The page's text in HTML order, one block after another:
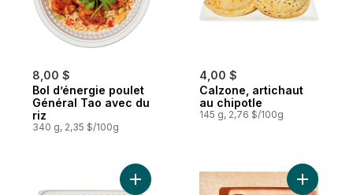
8,00 $
Bol d’énergie poulet
Général Tao avec du
riz
340 g, 2,35 $/100g
4,00 $
Calzone, artichaut
au chipotle
145 g, 2,76 $/100g
Ajouter Carré complet de côtes avec
Ajouter